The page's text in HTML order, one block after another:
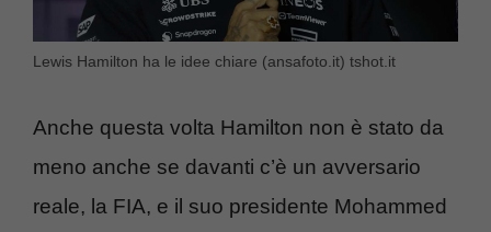
Lewis Hamilton ha le idee chiare (ansafoto.it) tshot.it
Anche questa volta Hamilton non è stato da
meno anche se davanti c’è un avversario
reale, la FIA, e il suo presidente Mohammed